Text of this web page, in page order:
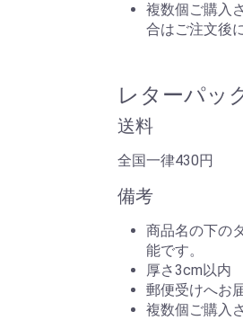
複数個ご購入
合はご注文後
レターパッ
送料
全国一律430円
備考
商品名の下の
能です。
厚さ3cm以内
郵便受けへお
複数個ご購入